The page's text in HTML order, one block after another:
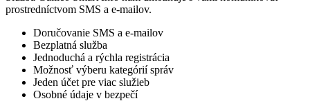
prostredníctvom SMS a e-mailov.
Doručovanie SMS a e-mailov
Bezplatná služba
Jednoduchá a rýchla registrácia
Možnosť výberu kategórií správ
Jeden účet pre viac služieb
Osobné údaje v bezpečí